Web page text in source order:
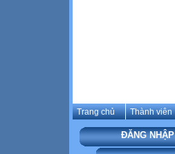
Trang chủ Thành viên
ĐĂNG NHẬP